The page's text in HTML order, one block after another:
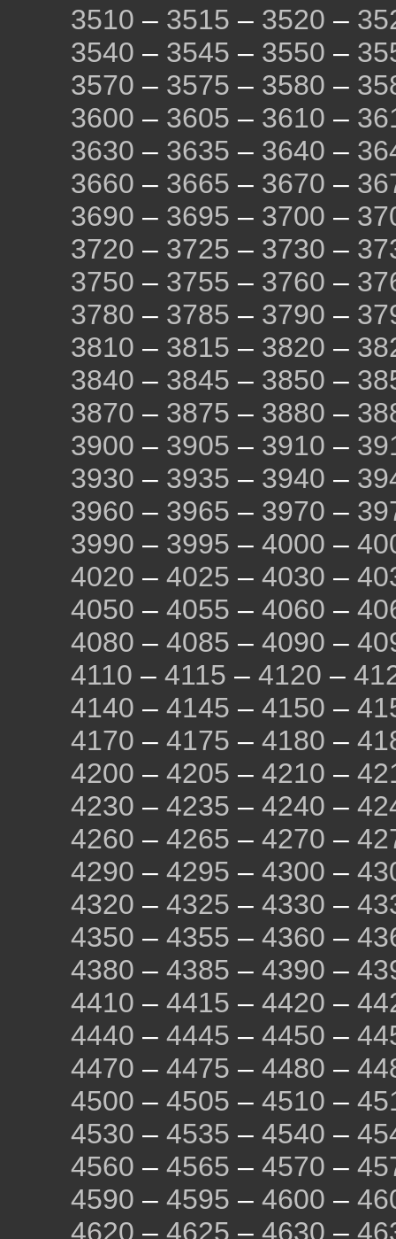
3510 – 3515 – 3520 –
3540 – 3545 – 3550 –
3570 – 3575 – 3580 –
3600 – 3605 – 3610 –
3630 – 3635 – 3640 –
3660 – 3665 – 3670 –
3690 – 3695 – 3700 –
3720 – 3725 – 3730 –
3750 – 3755 – 3760 –
3780 – 3785 – 3790 –
3810 – 3815 – 3820 –
3840 – 3845 – 3850 –
3870 – 3875 – 3880 –
3900 – 3905 – 3910 –
3930 – 3935 – 3940 –
3960 – 3965 – 3970 –
3990 – 3995 – 4000 –
4020 – 4025 – 4030 –
4050 – 4055 – 4060 –
4080 – 4085 – 4090 –
4110 – 4115 – 4120 –
4140 – 4145 – 4150 –
4170 – 4175 – 4180 –
4200 – 4205 – 4210 –
4230 – 4235 – 4240 –
4260 – 4265 – 4270 –
4290 – 4295 – 4300 –
4320 – 4325 – 4330 –
4350 – 4355 – 4360 –
4380 – 4385 – 4390 –
4410 – 4415 – 4420 –
4440 – 4445 – 4450 –
4470 – 4475 – 4480 –
4500 – 4505 – 4510 –
4530 – 4535 – 4540 –
4560 – 4565 – 4570 –
4590 – 4595 – 4600 –
4620 – 4625 – 4630 –